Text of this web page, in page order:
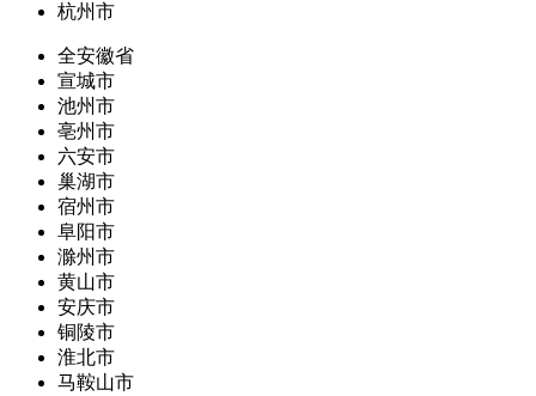
杭州市
全安徽省
宣城市
池州市
亳州市
六安市
巢湖市
宿州市
阜阳市
滁州市
黄山市
安庆市
铜陵市
淮北市
马鞍山市